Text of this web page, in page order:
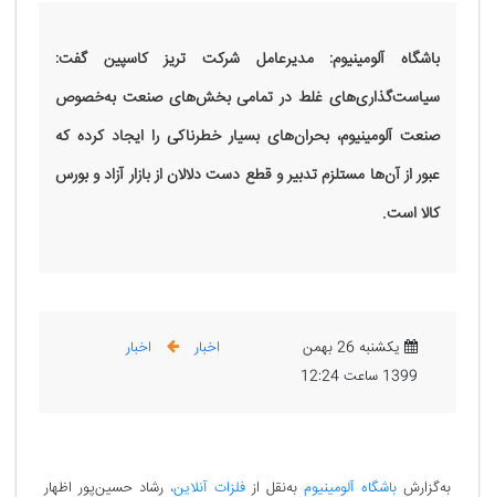
باشگاه آلومینیوم: مدیرعامل شرکت تریز کاسپین گفت:
سیاست‌گذاری‌های غلط در تمامی بخش‌های صنعت به‌خصوص
صنعت آلومینیوم، بحران‌های بسیار خطرناکی را ایجاد کرده که
عبور از آن‌ها مستلزم تدبیر و قطع دست دلالان از بازار آزاد و بورس
کالا است.
یکشنبه 26 بهمن
1399 ساعت 12:24
اخبار اخبار
به‌گزارشباشگاه آلومینیومبه‌نقل از فلزات آنلاین،رشاد حسین‌پور اظهار